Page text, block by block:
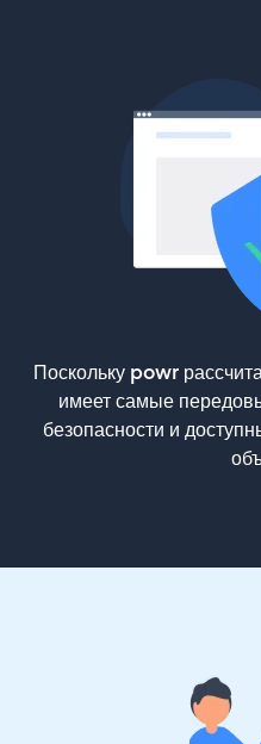
Поскольку powr
имеет самые
безопасности и